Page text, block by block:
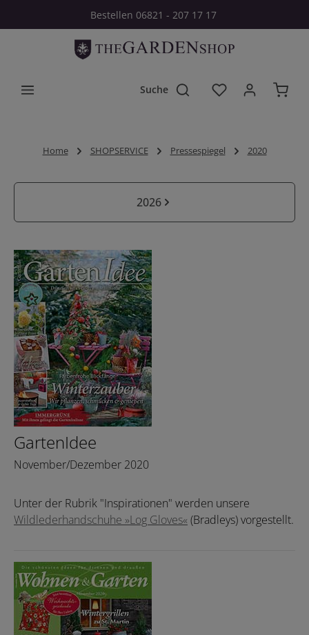
Zum Hauptinhalt springenBestellen 06821 - 207 17 17
Du hast 0
Home SHOPSERVICE Pressespiegel 2020
Kategoriegalerie überspringen
2026
GartenIdee
November/Dezember 2020
Unter der Rubrik "Inspirationen" werden unsere
Wildlederhandschuhe »Log Gloves« (Bradleys) vorgestellt.